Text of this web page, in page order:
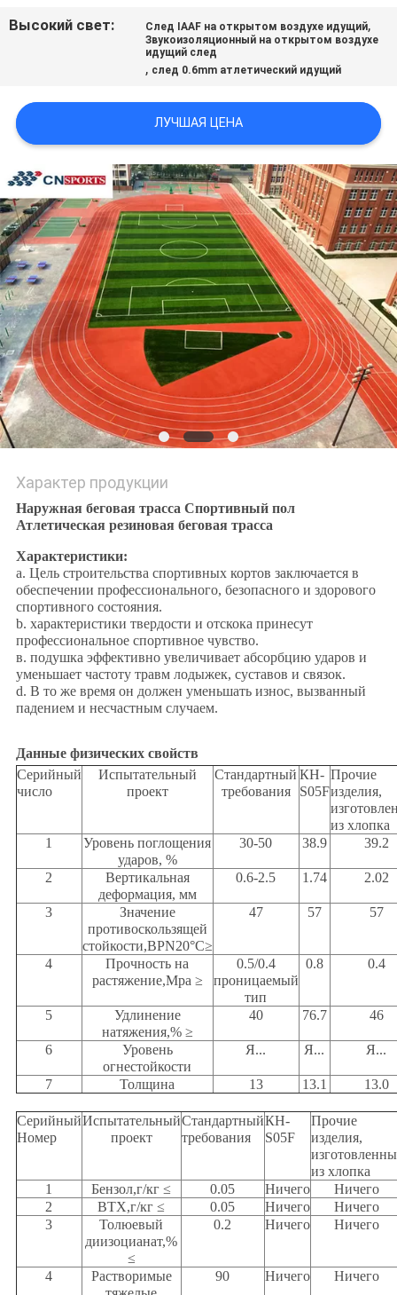
PRIVACY
Высокий свет: След IAAF на открытом воздухе идущий,
Звукоизоляционный на открытом воздухе
идущий след
, след 0.6mm атлетический идущий
ЛУЧШАЯ ЦЕНА
Характер продукции
Наружная беговая трасса Спортивный пол
Атлетическая резиновая беговая трасса
Характеристики:
a. Цель строительства спортивных кортов заключается в
обеспечении профессионального, безопасного и здорового
спортивного состояния.
b. характеристики твердости и отскока принесут
профессиональное спортивное чувство.
в. подушка эффективно увеличивает абсорбцию ударов и
уменьшает частоту травм лодыжек, суставов и связок.
d. В то же время он должен уменьшать износ, вызванный
падением и несчастным случаем.
Данные физических свойств
Серийный
число
Испытательный
проект
Стандартный
требования
КН-
S05F
Прочие
изделия,
из хлопка
1
Уровень поглощения
ударов, %
30-50 38.9 39.2
2
Вертикальная
деформация, мм
0.6-2.5 1.74 2.02
3
Значение
противоскользящей
стойкости,BPN20°C≥
47 57 57
4
Прочность на
растяжение,Mpa ≥
0.5/0.4
проницаемый
тип
0.8 0.4
5
Удлинение
натяжения,% ≥
40 76.7 46
6
Уровень
огнестойкости
Я... Я... Я...
7 Толщина 13 13.1 13.0
Серийный
Номер
Испытательный
проект
Стандартный
требования
КН-
S05F
Прочие
изделия,
из хлопка
1
Бензол,г/кг ≤ 0.05 Ничего
Ничего
2
BTX,г/кг ≤ 0.05 Ничего
Ничего
3
Толюевый
диизоцианат,%
≤
0.2 Ничего Ничего
4
Растворимые
90 Ничего Ничего